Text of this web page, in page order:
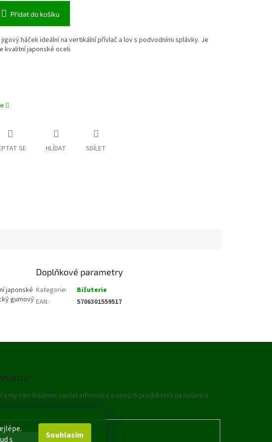
s
Souhlasím
Přidat do košíku
háček ideální na vertikální přívlač a lov s podvodními splávky. Je
kvalitní japonské oceli.
SE HLÍDAT SDÍLET
japonské
gumový
Doplňkové parametry
Kategorie:
Bižuterie
EAN: 5706301559517
a my vám budeme zasílat informace o nových produktech na našem e-